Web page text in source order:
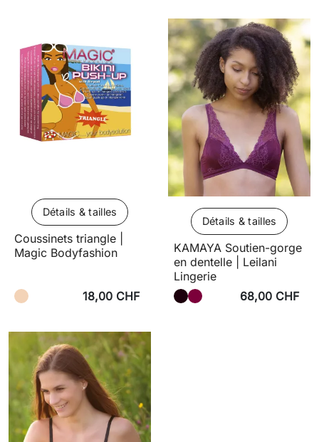
Détails & tailles
Coussinets triangle |
Magic Bodyfashion
18,00 CHF
Détails & tailles
KAMAYA Soutien-gorge
en dentelle | Leilani
Lingerie
68,00 CHF